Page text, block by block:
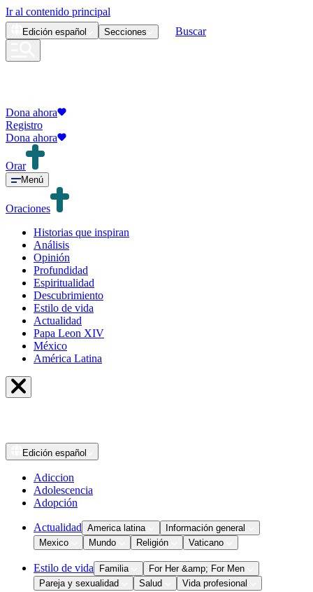
Ir al contenido principal
Edición español Secciones Buscar
Dona ahora
Registro
Dona ahora
Orar
Menú
Oraciones
Historias que inspiran
Análisis
Opinión
Profundidad
Espiritualidad
Descubrimiento
Estilo de vida
Actualidad
Papa Leon XIV
México
América Latina
Edición español
Adiccion
Adolescencia
Adopción
Actualidad America latina
Información general
Mexico
Mundo Religión Vaticano
Estilo de vida Familia
For Her &amp; For Men
Pareja y sexualidad
Salud Vida profesional